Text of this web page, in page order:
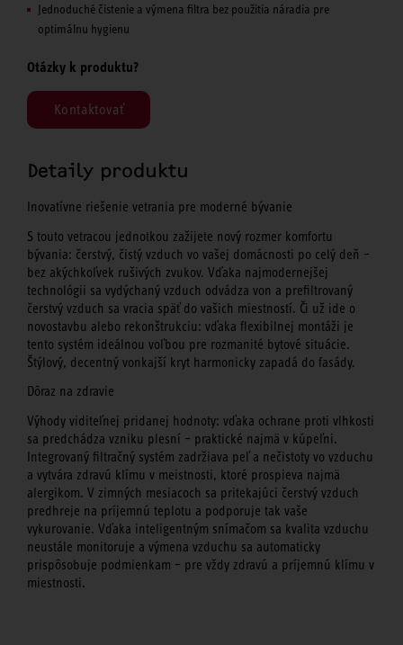
Jednoduché čistenie a výmena filtra bez použitia náradia pre
optimálnu hygienu
Otázky k produktu?
Kontaktovať
Detaily produktu
Inovatívne riešenie vetrania pre moderné bývanie
S touto vetracou jednotkou zažijete nový rozmer komfortu
bývania: čerstvý, čistý vzduch vo vašej domácnosti po celý deň –
bez akýchkoľvek rušivých zvukov. Vďaka najmodernejšej
technológii sa vydýchaný vzduch odvádza von a prefiltrovaný
čerstvý vzduch sa vracia späť do vašich miestností. Či už ide o
novostavbu alebo rekonštrukciu: vďaka flexibilnej montáži je
tento systém ideálnou voľbou pre rozmanité bytové situácie.
Štýlový, decentný vonkajší kryt harmonicky zapadá do fasády.
Dôraz na zdravie
Výhody viditeľnej pridanej hodnoty: vďaka ochrane proti vlhkosti
sa predchádza vzniku plesní – praktické najmä v kúpeľni.
Integrovaný filtračný systém zadržiava peľ a nečistoty vo vzduchu
a vytvára zdravú klímu v meistnosti, ktoré prospieva najmä
alergikom. V zimných mesiacoch sa pritekajúci čerstvý vzduch
predhreje na príjemnú teplotu a podporuje tak vaše
vykurovanie. Vďaka inteligentným snímačom sa kvalita vzduchu
neustále monitoruje a výmena vzduchu sa automaticky
prispôsobuje podmienkam – pre vždy zdravú a príjemnú klímu v
miestnosti.